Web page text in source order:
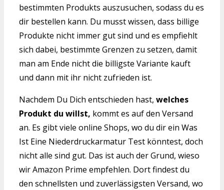
bestimmten Produkts auszusuchen, sodass du es
dir bestellen kann. Du musst wissen, dass billige
Produkte nicht immer gut sind und es empfiehlt
sich dabei, bestimmte Grenzen zu setzen, damit
man am Ende nicht die billigste Variante kauft
und dann mit ihr nicht zufrieden ist.
Nachdem Du Dich entschieden hast, welches
Produkt du willst, kommt es auf den Versand
an. Es gibt viele online Shops, wo du dir ein Was
Ist Eine Niederdruckarmatur Test könntest, doch
nicht alle sind gut. Das ist auch der Grund, wieso
wir Amazon Prime empfehlen. Dort findest du
den schnellsten und zuverlässigsten Versand, wo